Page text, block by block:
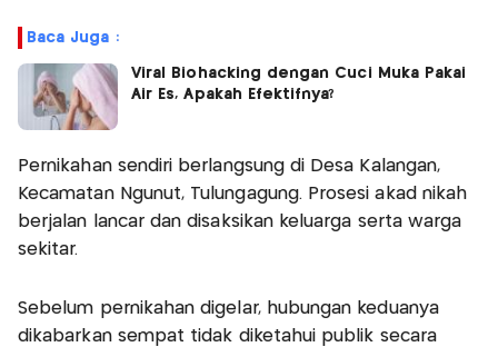
Baca Juga :
Viral Biohacking dengan Cuci Muka Pakai
Air Es, Apakah Efektifnya?
Pernikahan sendiri berlangsung di Desa Kalangan,
Kecamatan Ngunut, Tulungagung. Prosesi akad nikah
berjalan lancar dan disaksikan keluarga serta warga
sekitar.
Sebelum pernikahan digelar, hubungan keduanya
dikabarkan sempat tidak diketahui publik secara